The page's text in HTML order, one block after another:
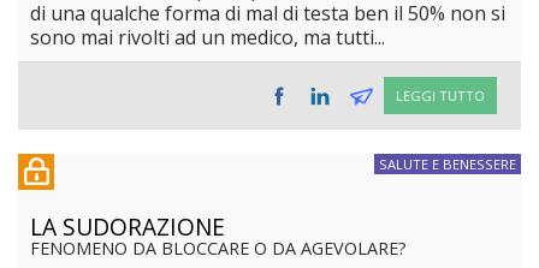
di una qualche forma di mal di testa ben il 50% non si
sono mai rivolti ad un medico, ma tutti...
LEGGI TUTTO
SALUTE E BENESSERE
LA SUDORAZIONE
FENOMENO DA BLOCCARE O DA AGEVOLARE?